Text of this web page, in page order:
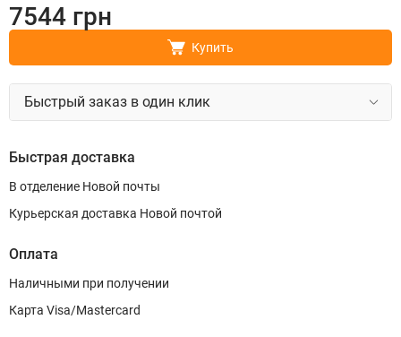
7544 грн
Купить
Быстрый заказ в один клик
Быстрая доставка
В отделение Новой почты
Курьерская доставка Новой почтой
Оплата
Наличными при получении
Карта Visa/Mastercard